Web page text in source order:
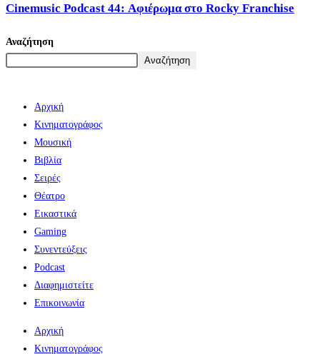
Cinemusic Podcast 44: Αφιέρωμα στο Rocky Franchise
Αναζήτηση
Αναζήτηση
Αρχική
Κινηματογράφος
Μουσική
Βιβλία
Σειρές
Θέατρο
Εικαστικά
Gaming
Συνεντεύξεις
Podcast
Διαφημιστείτε
Επικοινωνία
Αρχική
Κινηματογράφος